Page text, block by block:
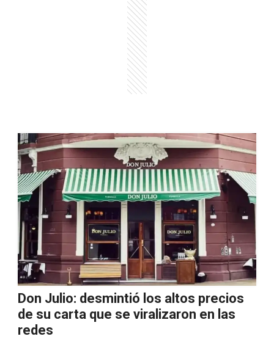
Don Julio: desmintió los altos precios
de su carta que se viralizaron en las
redes